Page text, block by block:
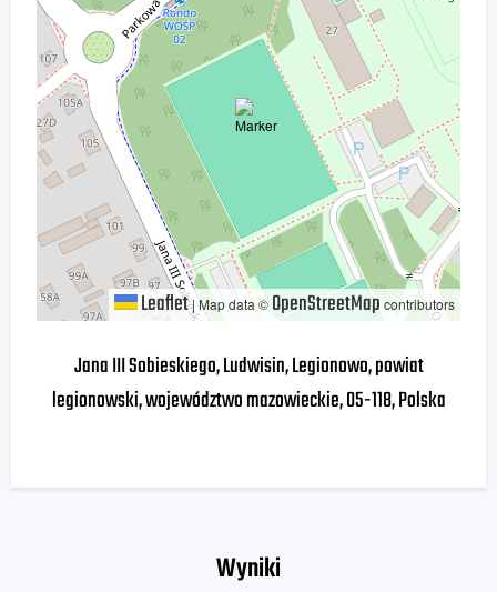
Leaflet|Map data ©OpenStreetMapcontributors
Jana III Sobieskiego, Ludwisin, Legionowo, powiat
legionowski, województwo mazowieckie, 05-118, Polska
Wyniki